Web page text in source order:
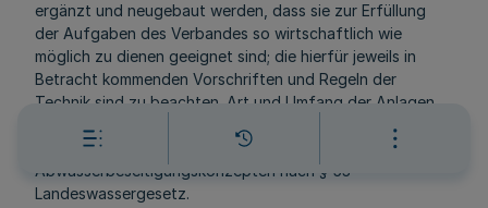
ergänzt und neugebaut werden, dass sie zur Erfüllung
der Aufgaben des Verbandes so wirtschaftlich wie
möglich zu dienen geeignet sind; die hierfür jeweils in
Betracht kommenden Vorschriften und Regeln der
Technik sind zu beachten. Art und Umfang der Anlagen
und Maßnahmen ergeben sich im Einzelnen aus den
Übersichten gemäß § 3 Abs. 2 RuhrVG sowie aus den
Abwasserbeseitigungskonzepten nach § 53
Landeswassergesetz.